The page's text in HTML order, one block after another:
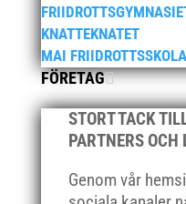
KNATTEKNATET
MAI FRIIDROTTSSKOLA
FÖRETAG
STORT TACK
PARTNERS OCH
Genom vår
november 2025
oktober 2025
augusti 2025
juli 2025
april 2025
mars 2025
januari 2025
oktober 2024